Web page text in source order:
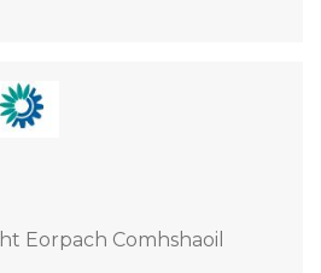
Eorpach Comhshaoil